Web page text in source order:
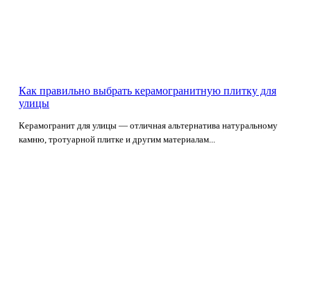
Как правильно выбрать керамогранитную плитку для
улицы
Керамогранит для улицы — отличная альтернатива натуральному
камню, тротуарной плитке и другим материалам...